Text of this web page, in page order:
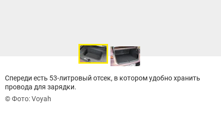
Спереди есть 53-литровый отсек, в котором удобно хранить
провода для зарядки.
© Фото: Voyah